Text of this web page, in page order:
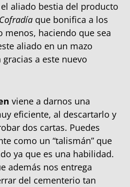
aliado bestia del producto
que bonifica a los
menos, haciendo que sea
aliado en un mazo
a este nuevo
viene a darnos una
eficiente, al descartarlo y
dos cartas. Puedes
como un “talismán” que
ya que es una habilidad.
además nos entrega
del cementerio tan